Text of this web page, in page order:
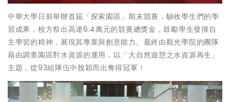
中華大學日前舉辦首屆「探索園區」期末競賽，驗收學生們的學
習成果，校方祭出高達6.4萬元的競賽總獎金，鼓勵學生發揮自
主學習的精神，展現其專業與創意能力。最終由觀光學院的團隊
藉由調查園區對水資源的運用，以「大自然遊憩之水資源再生」
主題，從93組隊伍中脫穎而出奪得冠軍！